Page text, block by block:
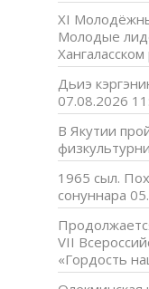
XI
Молодые
Дьиэ
07.08.2026
В Якутии
1965 сыл.
сонуннара
VII
«Гордость